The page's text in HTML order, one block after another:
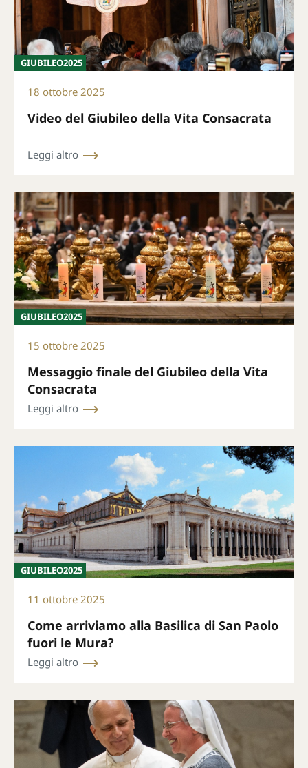
GIUBILEO2025
18 ottobre 2025
Video del Giubileo della Vita Consacrata
Leggi altro
GIUBILEO2025
15 ottobre 2025
Messaggio finale del Giubileo della Vita
Consacrata
Leggi altro
GIUBILEO2025
11 ottobre 2025
Come arriviamo alla Basilica di San Paolo
fuori le Mura?
Leggi altro